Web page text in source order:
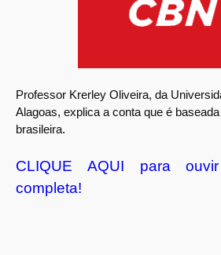
Professor Krerley Oliveira, da
Alagoas, explica a conta que é
brasileira.
CLIQUE AQUI para
completa!